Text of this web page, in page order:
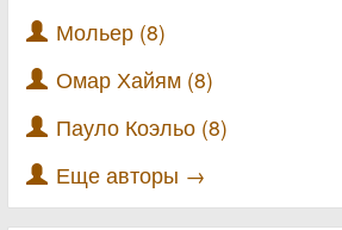
Мольер (8)
Омар Хайям (8)
Пауло Коэльо (8)
Еще авторы →